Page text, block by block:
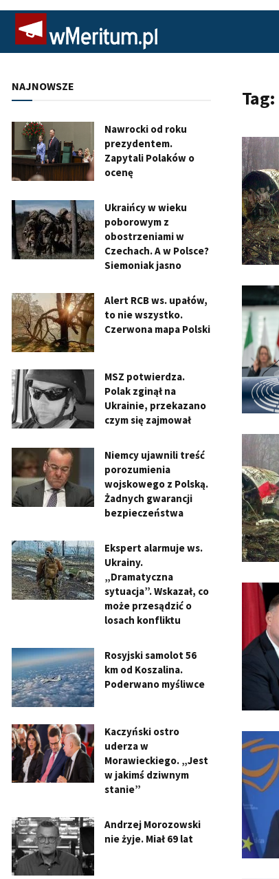
Tag:
NAJNOWSZE
Nawrocki od roku
prezydentem.
Zapytali Polaków o
ocenę
Ukraińcy w wieku
poborowym z
obostrzeniami w
Czechach. A w Polsce?
Siemoniak jasno
Alert RCB ws. upałów,
to nie wszystko.
Czerwona mapa Polski
MSZ potwierdza.
Polak zginął na
Ukrainie, przekazano
czym się zajmował
Niemcy ujawnili treść
porozumienia
wojskowego z Polską.
Żadnych gwarancji
bezpieczeństwa
Ekspert alarmuje ws.
Ukrainy.
„Dramatyczna
sytuacja”. Wskazał, co
może przesądzić o
losach konfliktu
Rosyjski samolot 56
km od Koszalina.
Poderwano myśliwce
Kaczyński ostro
uderza w
Morawieckiego. „Jest
w jakimś dziwnym
stanie”
Andrzej Morozowski
nie żyje. Miał 69 lat